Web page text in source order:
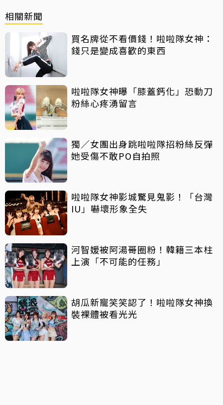
相關新聞
買名牌從不看價錢！啦啦隊女神：
錢只是變成喜歡的東西
啦啦隊女神曝「膝蓋鈣化」恐動刀
粉絲心疼湧留言
獨／女團出身跳啦啦隊招粉絲反彈
她受傷不敢PO自拍照
啦啦隊女神影城驚見鬼影！「台灣
IU」嚇壞形象全失
河智媛被阿湯哥圈粉！韓籍三本柱
上演「不可能的任務」
胡瓜新寵笑笑認了！啦啦隊女神換
裝裸體被看光光